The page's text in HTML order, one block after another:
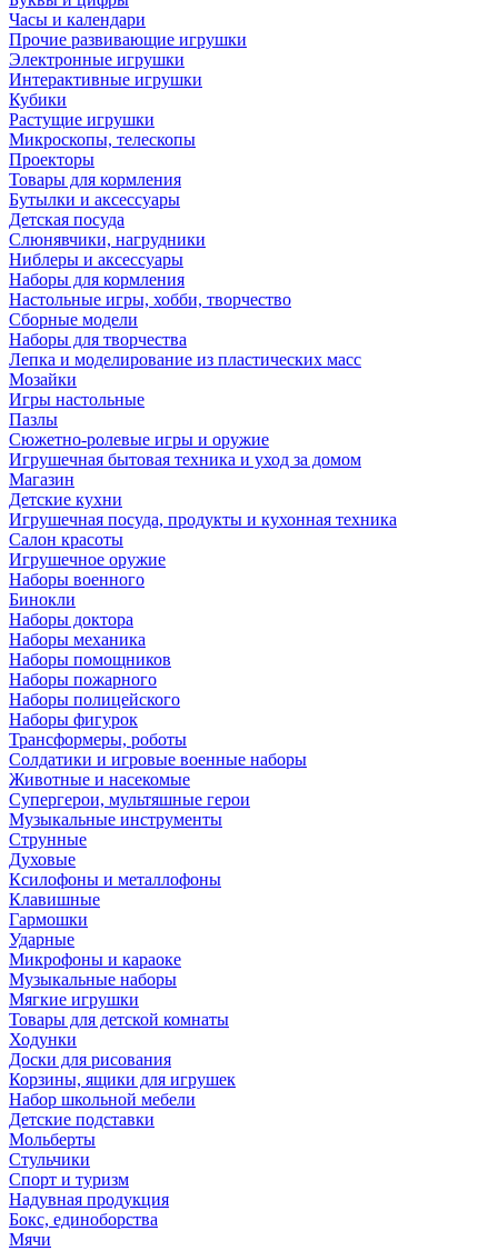
Часы и календари
Прочие развивающие игрушки
Электронные игрушки
Интерактивные игрушки
Кубики
Растущие игрушки
Микроскопы, телескопы
Проекторы
Товары для кормления
Бутылки и аксессуары
Детская посуда
Слюнявчики, нагрудники
Ниблеры и аксессуары
Наборы для кормления
Настольные игры, хобби, творчество
Сборные модели
Наборы для творчества
Лепка и моделирование из пластических масс
Мозайки
Игры настольные
Пазлы
Сюжетно-ролевые игры и оружие
Игрушечная бытовая техника и уход за домом
Магазин
Детские кухни
Игрушечная посуда, продукты и кухонная техника
Салон красоты
Игрушечное оружие
Наборы военного
Бинокли
Наборы доктора
Наборы механика
Наборы помощников
Наборы пожарного
Наборы полицейского
Наборы фигурок
Трансформеры, роботы
Солдатики и игровые военные наборы
Животные и насекомые
Супергерои, мультяшные герои
Музыкальные инструменты
Струнные
Духовые
Ксилофоны и металлофоны
Клавишные
Гармошки
Ударные
Микрофоны и караоке
Музыкальные наборы
Мягкие игрушки
Товары для детской комнаты
Ходунки
Доски для рисования
Корзины, ящики для игрушек
Набор школьной мебели
Детские подставки
Мольберты
Стульчики
Спорт и туризм
Надувная продукция
Бокс, единоборства
Мячи